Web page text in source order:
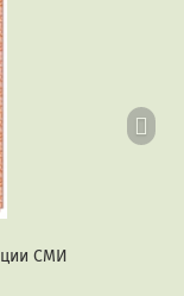
СМИ